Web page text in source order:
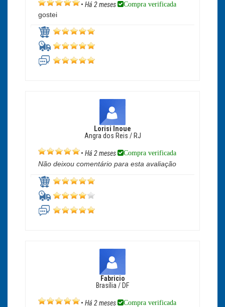
• Há 2 meses Compra verificada
gostei
Lorisi Inoue
Angra dos Reis / RJ
• Há 2 meses Compra verificada
Não deixou comentário para esta avaliação
Fabricio
Brasília / DF
• Há 2 meses Compra verificada